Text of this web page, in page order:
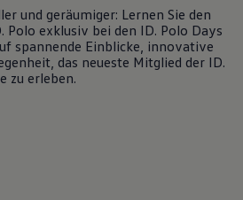
und geräumiger: Lernen Sie den
Polo exklusiv bei den ID. Polo Days
spannende Einblicke, innovative
das neueste Mitglied der ID.
zu erleben.